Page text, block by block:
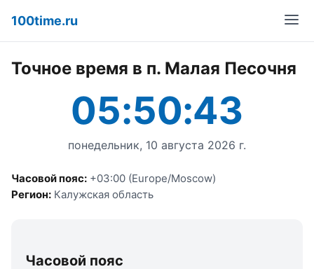
100time.ru
Точное время в п. Малая Песочня
05:50:43
понедельник, 10 августа 2026 г.
Часовой пояс: +03:00 (Europe/Moscow)
Регион: Калужская область
Часовой пояс